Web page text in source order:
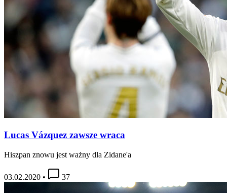
Lucas Vázquez zawsze wraca
Hiszpan znowu jest ważny dla Zidane'a
03.02.2020 • 37